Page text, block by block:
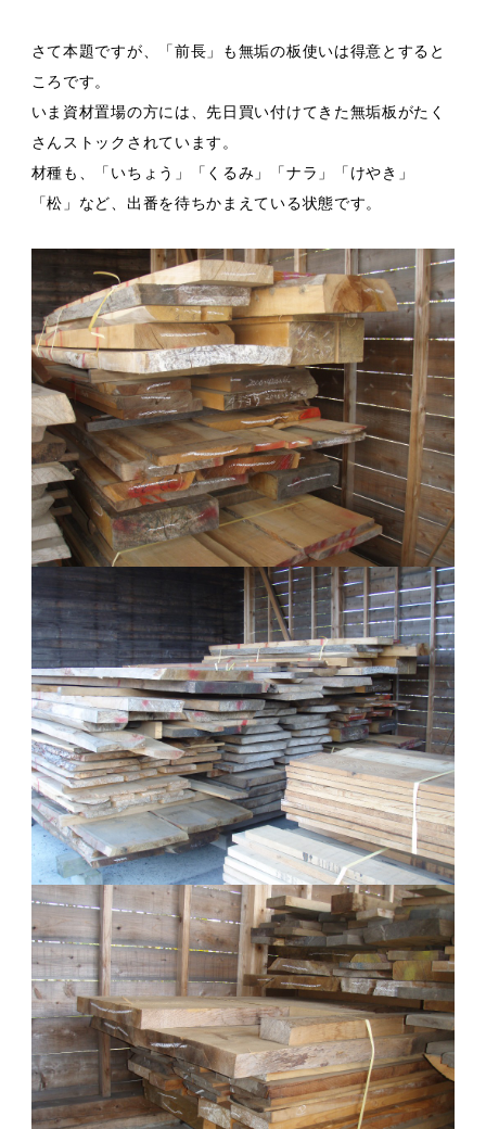
さて本題ですが、「前長」も無垢の板使いは得意とすると
ころです。
いま資材置場の方には、先日買い付けてきた無垢板がたく
さんストックされています。
材種も、「いちょう」「くるみ」「ナラ」「けやき」
「松」など、出番を待ちかまえている状態です。